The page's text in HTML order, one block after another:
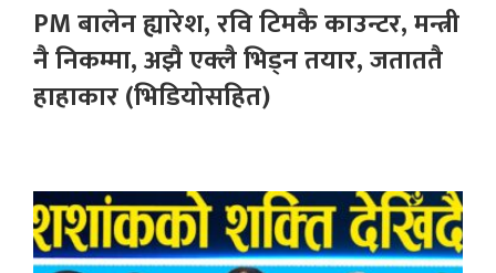
PM बालेन ह्यारेश, रवि टिमकै काउन्टर, मन्त्री
नै निकम्मा, अझै एक्लै भिड्न तयार, जताततै
हाहाकार (भिडियोसहित)